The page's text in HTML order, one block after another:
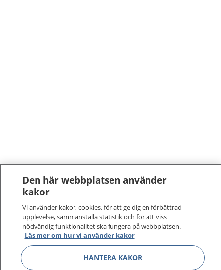
Den här webbplatsen använder
kakor
Vi använder kakor, cookies, för att ge dig en förbättrad
upplevelse, sammanställa statistik och för att viss
nödvändig funktionalitet ska fungera på webbplatsen.
Läs mer om hur vi använder kakor
HANTERA KAKOR